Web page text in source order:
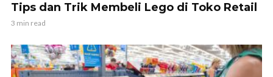
Tips dan Trik Membeli Lego di Toko Retail
3 min read